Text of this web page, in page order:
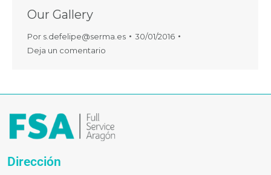
Our Gallery
Por s.defelipe@serma.es
30/01/2016
Deja un comentario
Dirección